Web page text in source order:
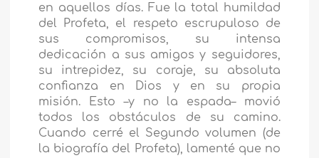
en aquellos días. Fue la total humildad
del Profeta, el respeto escrupuloso de
sus compromisos, su intensa
dedicación a sus amigos y seguidores,
su intrepidez, su coraje, su absoluta
confianza en Dios y en su propia
misión. Esto –y no la espada– movió
todos los obstáculos de su camino.
Cuando cerré el Segundo volumen (de
la biografía del Profeta), lamenté que no